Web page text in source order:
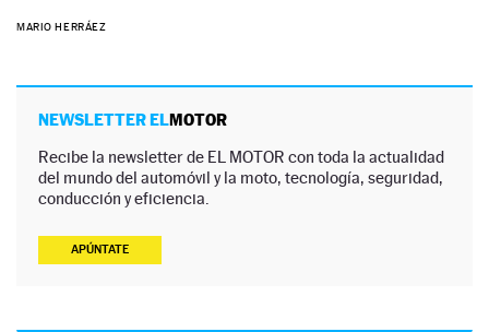
MARIO HERRÁEZ
NEWSLETTER ELMOTOR
Recibe la newsletter de EL MOTOR con toda la actualidad
del mundo del automóvil y la moto, tecnología, seguridad,
conducción y eficiencia.
APÚNTATE